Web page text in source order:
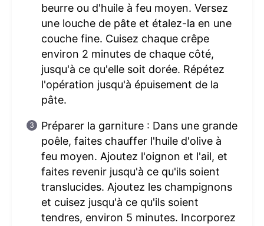
beurre ou d'huile à feu moyen. Versez
une louche de pâte et étalez-la en une
couche fine. Cuisez chaque crêpe
environ 2 minutes de chaque côté,
jusqu'à ce qu'elle soit dorée. Répétez
l'opération jusqu'à épuisement de la
pâte.
Préparer la garniture : Dans une grande
poêle, faites chauffer l'huile d'olive à
feu moyen. Ajoutez l'oignon et l'ail, et
faites revenir jusqu'à ce qu'ils soient
translucides. Ajoutez les champignons
et cuisez jusqu'à ce qu'ils soient
tendres, environ 5 minutes. Incorporez